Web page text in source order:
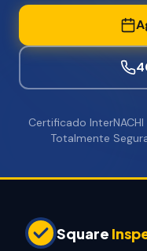
Certificado
Totalmente
Square